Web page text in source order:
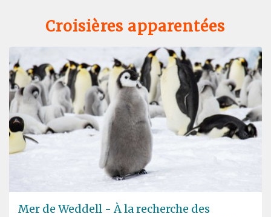
Croisières apparentées
Mer de Weddell - À la recherche des